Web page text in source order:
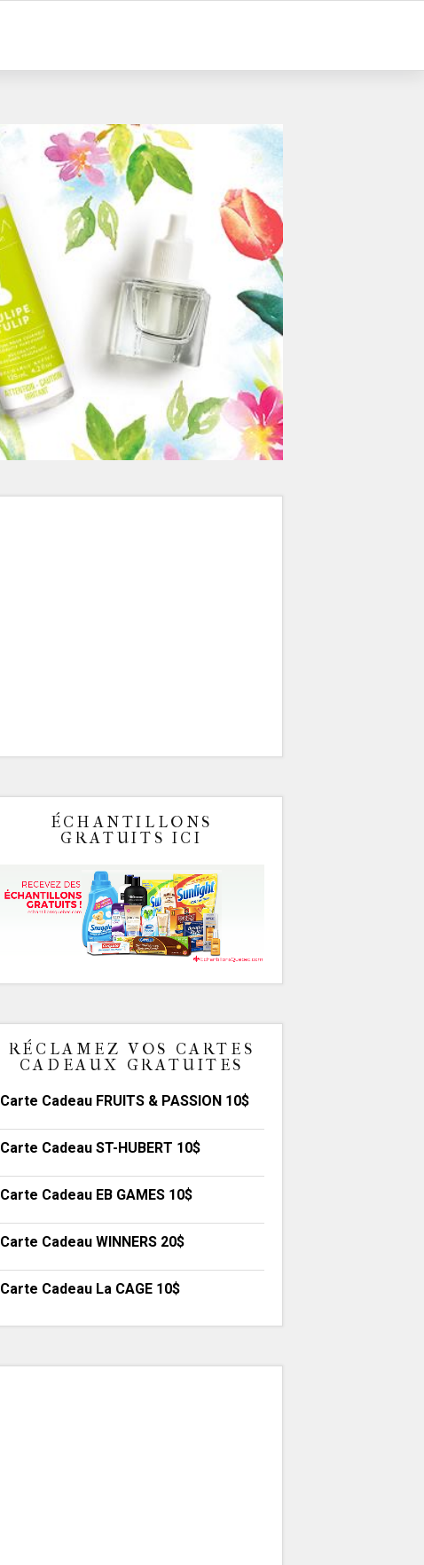
ÉCHANTILLONS
GRATUITS ICI
RÉCLAMEZ VOS CARTES
CADEAUX GRATUITES
Carte Cadeau FRUITS & PASSION 10$
Carte Cadeau ST-HUBERT 10$
Carte Cadeau EB GAMES 10$
Carte Cadeau WINNERS 20$
Carte Cadeau La CAGE 10$